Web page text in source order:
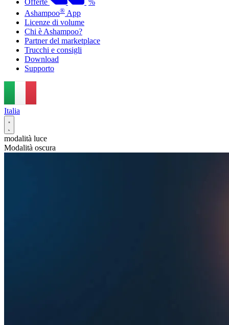
Offerte
%
Ashampoo® App
Licenze di volume
Chi è Ashampoo?
Partner del marketplace
Trucchi e consigli
Download
Supporto
Italia
modalità luce
Modalità oscura